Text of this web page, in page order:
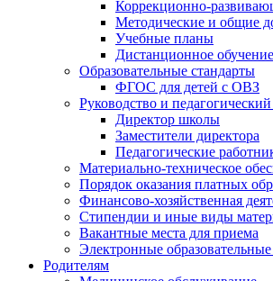
Коррекционно-
Методические и общие
Учебные планы
Дистанционное
Образовательные стандарты
ФГОС для детей с ОВЗ
Руководство и педагогический
Директор школы
Заместители директора
Педагогические
Материально-техническое
Порядок оказания платных
Финансово-хозяйственная
Стипендии и иные виды
Вакантные места для приема
Электронные
Родителям